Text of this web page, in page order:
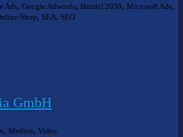
Ads, Google Adwords, Handel 2030, Microsoft Ads,
Shop, SEA, SEO
GmbH
, Medien, Video